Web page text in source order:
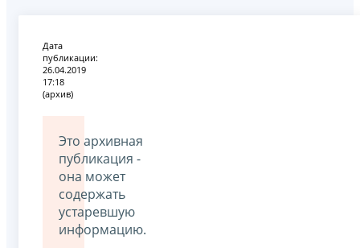
Дата
публикации:
26.04.2019
17:18
(архив)
Это архивная
публикация -
она может
содержать
устаревшую
информацию.